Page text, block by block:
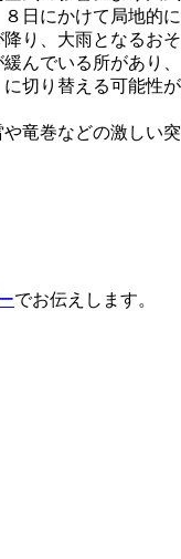
日にかけて局地的に
り、大雨となるおそ
んでいる所があり、
切り替える可能性が
竜巻などの激しい突
でお伝えします。